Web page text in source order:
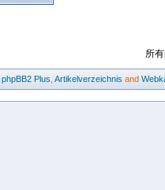
所
phpBB2 Plus Artikelverzeichnis and